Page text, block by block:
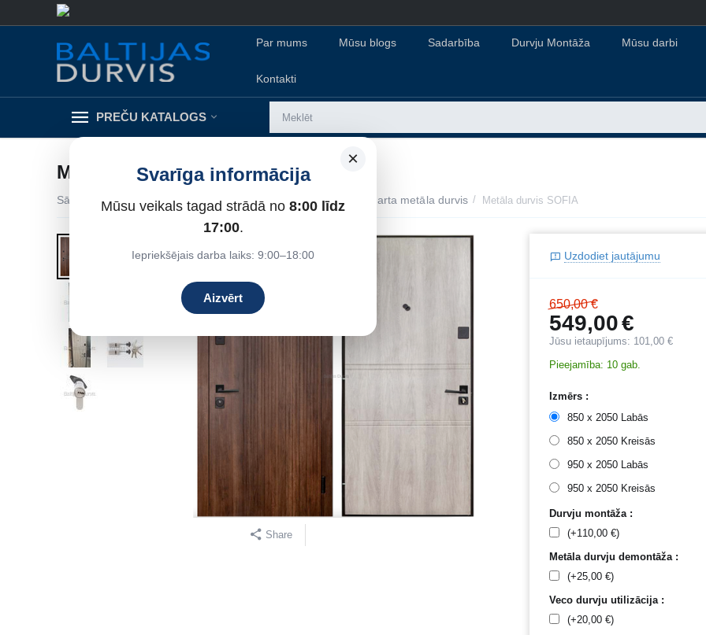
Par mums Mūsu blogs Sadarbība Durvju Montāža Mūsu darbi
Kontakti
PREČU KATALOGS
×
Svarīga informācija
Mūsu veikals tagad strādā no8:00 līdz
17:00.
Iepriekšējais darba laiks: 9:00–18:00
Aizvērt
METĀLA DURVIS SOFIA
Sākums / Metāla durvis dzīvokļiem Ārdurvis dzīvoklim Standarta metāla durvis / Metāla durvis SOFIA
Atlaide 16%
Share
Uzdodiet jautājumu
650,00 €
549,00€
Jūsu ietaupījums: 101,00 €
Pieejamība: 10 gab.
Izmērs :
850 x 2050 Labās
850 x 2050 Kreisās
950 x 2050 Labās
950 x 2050 Kreisās
Durvju montāža :
(+110,00 €)
Metāla durvju demontāža :
(+25,00 €)
Veco durvju utilizācija :
(+20,00 €)